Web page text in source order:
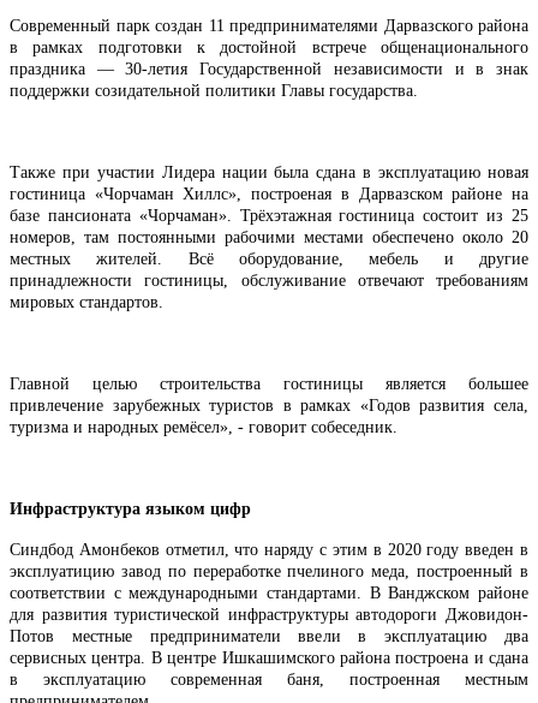
Современный парк создан 11 предпринимателями Дарвазского района
в рамках подготовки к достойной встрече общенационального
праздника — 30-летия Государственной независимости и в знак
поддержки созидательной политики Главы государства.
Также при участии Лидера нации была сдана в эксплуатацию новая
гостиница «Чорчаман Хиллс», построеная в Дарвазском районе на
базе пансионата «Чорчаман». Трёхэтажная гостиница состоит из 25
номеров, там постоянными рабочими местами обеспечено около 20
местных жителей. Всё оборудование, мебель и другие
принадлежности гостиницы, обслуживание отвечают требованиям
мировых стандартов.
Главной целью строительства гостиницы является большее
привлечение зарубежных туристов в рамках «Годов развития села,
туризма и народных ремёсел», - говорит собеседник.
Инфраструктура языком цифр
Синдбод Амонбеков отметил, что наряду с этим в 2020 году введен в
эксплуатицию завод по переработке пчелиного меда, построенный в
соответствии с международными стандартами. В Ванджском районе
для развития туристической инфраструктуры автодороги Джовидон-
Потов местные предприниматели ввели в эксплуатацию два
сервисных центра. В центре Ишкашимского района построена и сдана
в эксплуатацию современная баня, построенная местным